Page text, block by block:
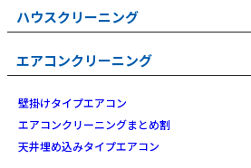
ハウスクリーニング
エアコンクリーニング
壁掛けタイプエアコン
エアコンクリーニングまとめ割
天井埋め込みタイプエアコン